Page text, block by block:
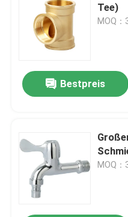
Tee)
MOQ：
Bestpreis
MOQ：